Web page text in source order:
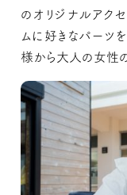
のオリジナルアクセ
ムに好きなパーツ
様から大人の女性